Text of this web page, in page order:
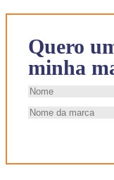
Quero
minha